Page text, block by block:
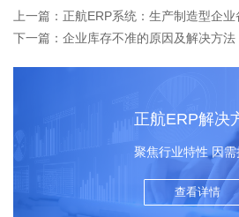
上一篇：正航ERP系统：生产制造型企
下一篇：企业库存不准的原因及解决方法
正航ERP解决
聚焦行业特性 因需
查看详情